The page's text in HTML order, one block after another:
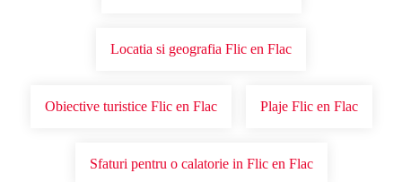
Locatia si geografia Flic en Flac
Obiective turistice Flic en Flac Plaje Flic en Flac
Sfaturi pentru o calatorie in Flic en Flac